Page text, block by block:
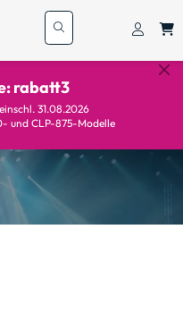
rabatt3
31.08.2026
und CLP-875-Modelle